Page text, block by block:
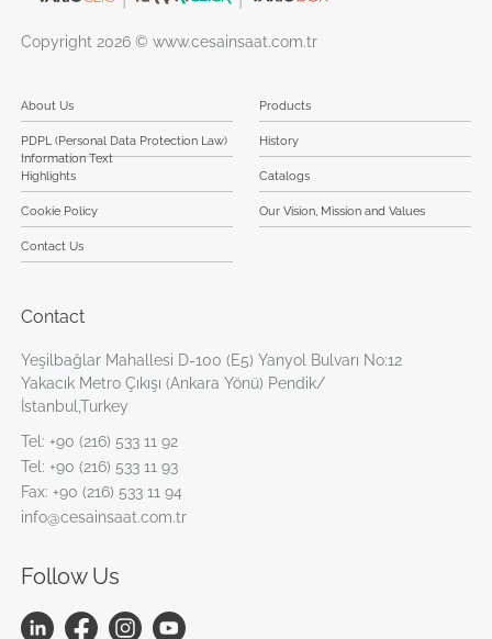
Copyright 2026 © www.cesainsaat.com.tr
About Us Products
PDPL (Personal Data Protection Law)
Information Text
History
Highlights Catalogs
Cookie Policy Our Vision, Mission and Values
Contact Us
Contact
Yeşilbağlar Mahallesi D-100 (E5) Yanyol Bulvarı No:12
Yakacık Metro Çıkışı (Ankara Yönü) Pendik/
İstanbul,Turkey
Tel: +90 (216) 533 11 92
Tel: +90 (216) 533 11 93
Fax: +90 (216) 533 11 94
info@cesainsaat.com.tr
Follow Us